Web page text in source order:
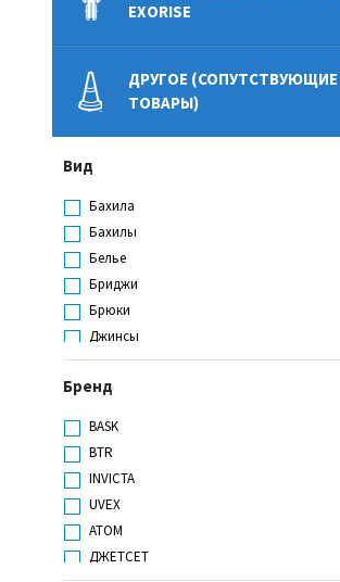
EXORISE
ДРУГОЕ (СОПУТСТВУЮЩИЕ
ТОВАРЫ)
Вид
Бахила
Бахилы
Белье
Бриджи
Брюки
Джинсы
Жилет
Жилет сигнальный
Бренд
BASK
BTR
INVICTA
UVEX
АТОМ
ДЖЕТСЕТ